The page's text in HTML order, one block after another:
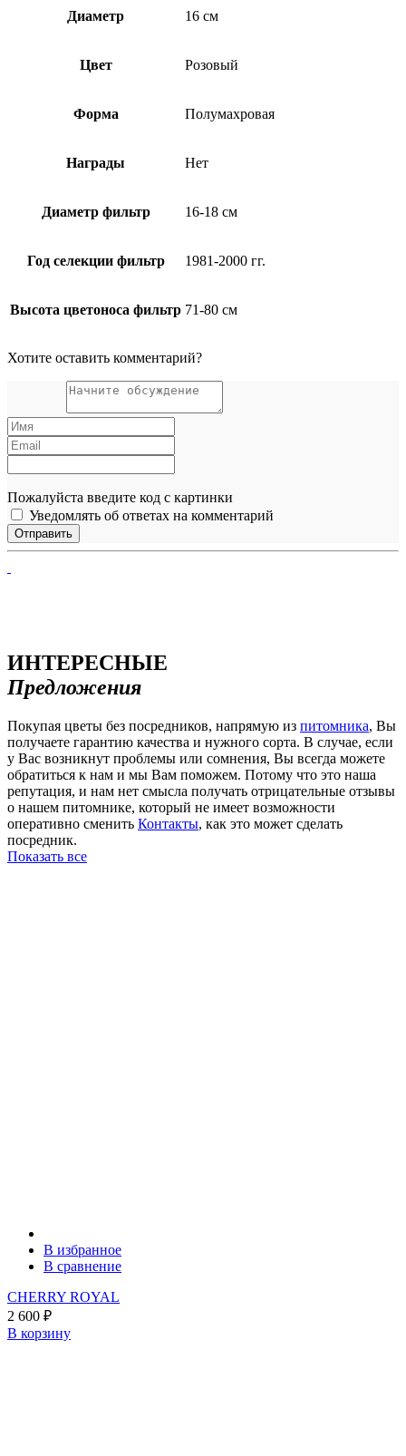
Диаметр 16 см
Цвет Розовый
Форма Полумахровая
Награды Нет
Диаметр фильтр 16-18 см
Год селекции фильтр 1981-2000 гг.
Высота цветоноса фильтр 71-80 см
Хотите оставить комментарий?
Пожалуйста введите код с картинки
Уведомлять об ответах на комментарий
ИНТЕРЕСНЫЕ
Предложения
Покупая цветы без посредников, напрямую из питомника, Вы
получаете гарантию качества и нужного сорта. В случае, если
у Вас возникнут проблемы или сомнения, Вы всегда можете
обратиться к нам и мы Вам поможем. Потому что это наша
репутация, и нам нет смысла получать отрицательные отзывы
о нашем питомнике, который не имеет возможности
оперативно сменить Контакты, как это может сделать
посредник.
Показать все
В избранное
В сравнение
CHERRY ROYAL
2 600 ₽
В корзину